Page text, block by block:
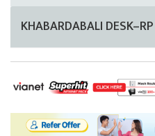
KHABARDABALI DESK–RP